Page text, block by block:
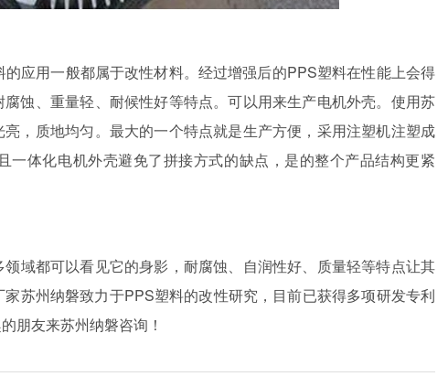
应用一般都属于改性材料。经过增强后的PPS塑料在性能上会得
蚀、重量轻、耐候性好等特点。可以用来生产电机外壳。使用苏
，质地均匀。最大的一个特点就是生产方便，采用注塑机注塑成
一体化电机外壳避免了拼接方式的缺点，是的整个产品结构更紧
域都可以看见它的身影，耐腐蚀、自润性好、质量轻等特点让其
家苏州纳磐致力于PPS塑料的改性研究，目前已获得多项研发专利
朋友来苏州纳磐咨询！